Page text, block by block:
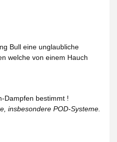
Bull eine unglaubliche
welche von einem Hauch
Dampfen bestimmt !
insbesondere POD-Systeme.